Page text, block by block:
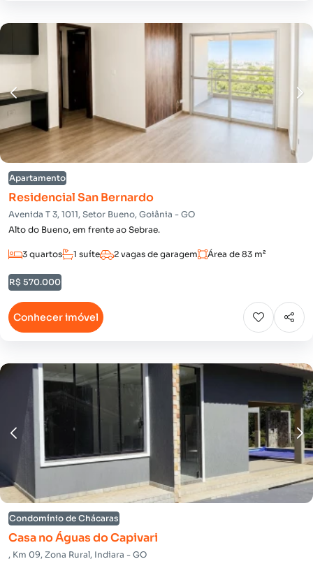
Apartamento
Residencial San Bernardo
Avenida T 3, 1011, Setor Bueno, Goiânia - GO
Alto do Bueno, em frente ao Sebrae.
3 quartos 1 suíte 2 vagas de garagem Área de 83 m²
R$ 570.000
Conhecer imóvel
Condomínio de Chácaras
Casa no Águas do Capivari
, Km 09, Zona Rural, Indiara - GO